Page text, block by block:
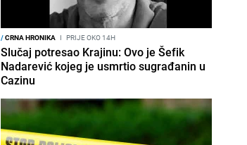
/CRNA HRONIKA I PRIJE OKO 14H
Slučaj potresao Krajinu: Ovo je Šefik
Nadarević kojeg je usmrtio sugrađanin u
Cazinu